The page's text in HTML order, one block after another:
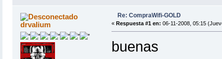
drvalium
Re: CompraWifi-GOLD
« Respuesta #1 en: 06-11-2008, 05:15
buenas